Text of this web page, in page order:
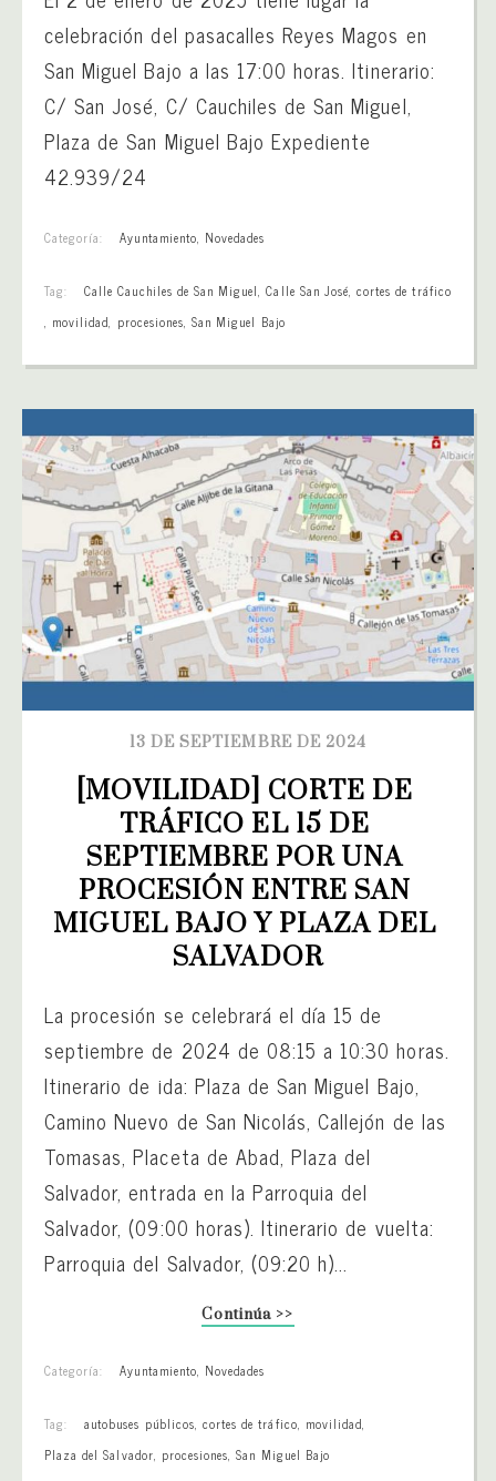
celebración del pasacalles Reyes Magos en
San Miguel Bajo a las 17:00 horas. Itinerario:
C/ San José, C/ Cauchiles de San Miguel,
Plaza de San Miguel Bajo Expediente
42.939/24
Categoría: Ayuntamiento, Novedades
Tag: Calle Cauchiles de San Miguel,Calle San José,cortes de tráfico
, movilidad, procesiones,San Miguel Bajo
13 DE SEPTIEMBRE DE 2024
[MOVILIDAD] CORTE DE
TRÁFICO EL 15 DE
SEPTIEMBRE POR UNA
PROCESIÓN ENTRE SAN
MIGUEL BAJO Y PLAZA DEL
SALVADOR
La procesión se celebrará el día 15 de
septiembre de 2024 de 08:15 a 10:30 horas.
Itinerario de ida: Plaza de San Miguel Bajo,
Camino Nuevo de San Nicolás, Callejón de las
Tomasas, Placeta de Abad, Plaza del
Salvador, entrada en la Parroquia del
Salvador, (09:00 horas). Itinerario de vuelta:
Parroquia del Salvador, (09:20 h)...
Continúa >>
Categoría: Ayuntamiento, Novedades
Tag: autobuses públicos, cortes de tráfico, movilidad,
Plaza del Salvador, procesiones,San Miguel Bajo